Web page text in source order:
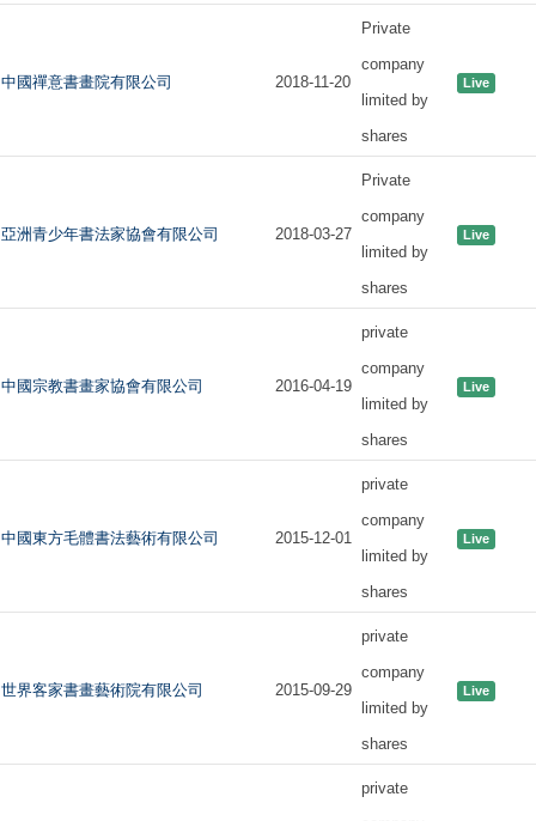
中國禪意書畫院有限公司 2018-11-20
Private
company
limited by
shares
Live
亞洲青少年書法家協會有限公司 2018-03-27
Private
company
limited by
shares
Live
中國宗教書畫家協會有限公司 2016-04-19
private
company
limited by
shares
Live
中國東方毛體書法藝術有限公司 2015-12-01
private
company
limited by
shares
Live
世界客家書畫藝術院有限公司 2015-09-29
private
company
limited by
shares
Live
private